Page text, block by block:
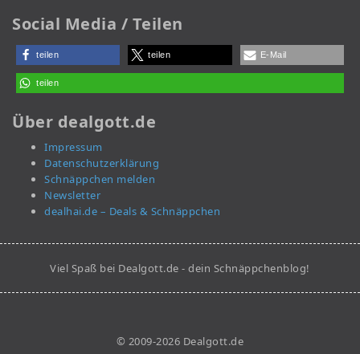
Social Media / Teilen
teilen teilen E-Mail
teilen
Über dealgott.de
Impressum
Datenschutzerklärung
Schnäppchen melden
Newsletter
dealhai.de – Deals & Schnäppchen
Viel Spaß bei Dealgott.de - dein Schnäppchenblog!
© 2009-2026 Dealgott.de